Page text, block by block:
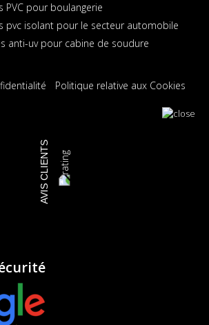
PVC pour boulangerie
pvc isolant pour le secteur automobile
anti-uv pour cabine de soudure
Politique relative aux Cookies
AVIS CLIENTS